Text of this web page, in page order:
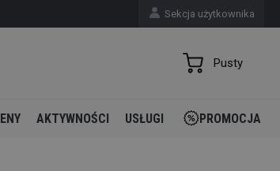
Sekcja użytkownika
Pusty
AKTYWNOŚCI USŁUGI PROMOCJA